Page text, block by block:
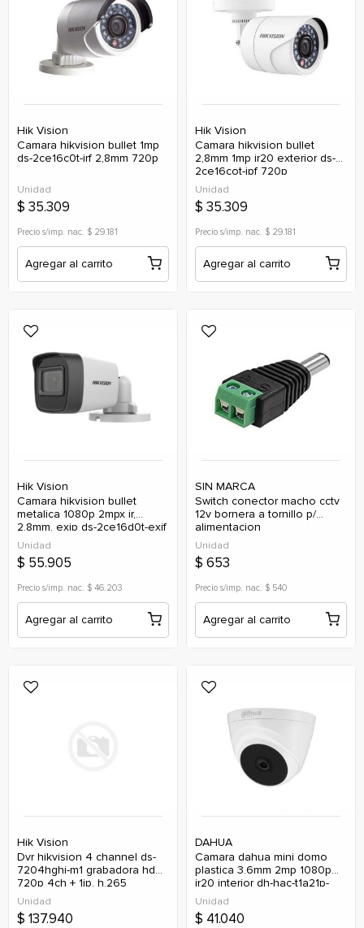
Hik Vision
camara hikvision bullet 1mp
ds-2ce16c0t-irf 2,8mm 720p
Unidad
$ 35.309
Precio s/imp. nac. $ 29.181
Agregar al carrito
Hik Vision
camara hikvision bullet
2,8mm 1mp ir20 exterior ds-
2ce16cot-ipf 720p
(analogica)
Unidad
$ 35.309
Precio s/imp. nac. $ 29.181
Agregar al carrito
Hik Vision
camara hikvision bullet
metalica 1080p 2mpx ir,
2.8mm, exip ds-2ce16d0t-exif
Unidad
$ 55.905
Precio s/imp. nac. $ 46.203
Agregar al carrito
SIN MARCA
switch conector macho cctv
12v bornera a tornillo p/
alimentacion
Unidad
$ 653
Precio s/imp. nac. $ 540
Agregar al carrito
Hik Vision
dvr hikvision 4 channel ds-
7204hghi-m1 grabadora hd
720p 4ch + 1ip, h.265
pro+/h265 motion det 2.0
Unidad
$ 137.940
DAHUA
camara dahua mini domo
plastica 3.6mm 2mp 1080p
ir20 interior dh-hac-t1a21p-
0360b (analogica)
Unidad
$ 41.040